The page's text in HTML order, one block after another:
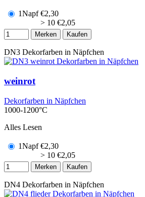
1Napf €2,30
> 10 €2,05
Merken Kaufen
DN3 Dekorfarben in Näpfchen
weinrot
Dekorfarben in Näpfchen
1000-1200°C
Alles Lesen
1Napf €2,30
> 10 €2,05
Merken Kaufen
DN4 Dekorfarben in Näpfchen